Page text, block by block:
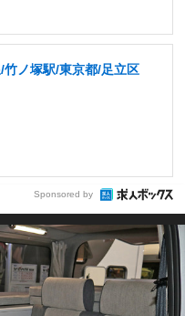
ノ塚駅/東京都/足立区
Sponsored by